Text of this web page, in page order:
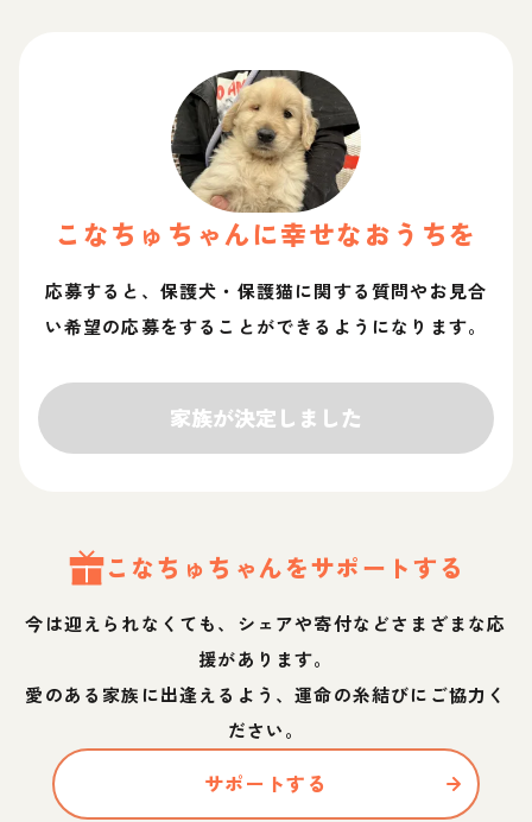
こなちゅ ちゃんに幸せなおうちを
応募すると、保護犬・保護猫に関する質問やお見合
い希望の応募をすることができるようになります。
家族が決定しました
こなちゅ ちゃんをサポートする
今は迎えられなくても、シェアや寄付などさまざまな応
援があります。
愛のある家族に出逢えるよう、運命の糸結びにご協力く
ださい。
サポートする